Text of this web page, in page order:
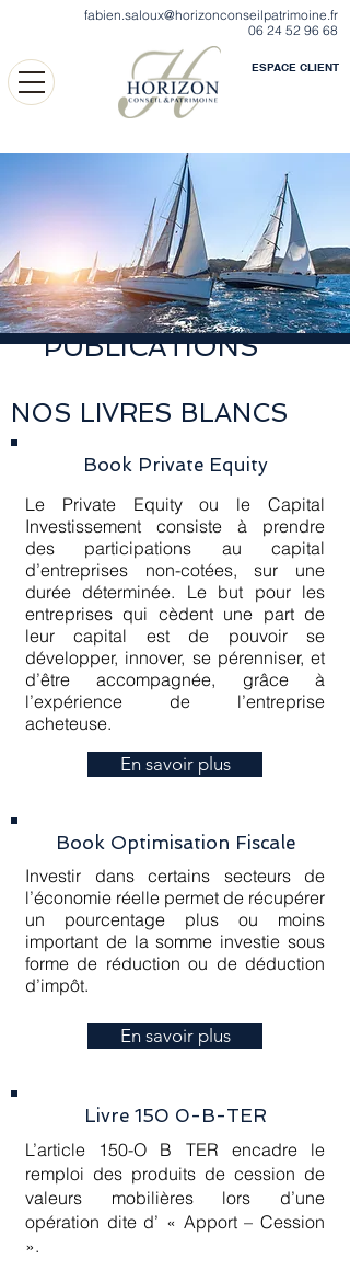
ESPACE CLIENT
fabien.saloux@horizonconseilpatrimoine.fr
06 24 52 96 68
PUBLICATIONS
NOS LIVRES BLANCS
Book Private Equity
Le Private Equity ou le Capital
Investissement consiste à prendre
des participations au capital
d’entreprises non-cotées, sur une
durée déterminée. Le but pour les
entreprises qui cèdent une part de
leur capital est de pouvoir se
développer, innover, se pérenniser, et
d’être accompagnée, grâce à
l’expérience de l’entreprise
acheteuse.
En savoir plus
Book Optimisation Fiscale
Investir dans certains secteurs de
l’économie réelle permet de récupérer
un pourcentage plus ou moins
important de la somme investie sous
forme de réduction ou de déduction
d’impôt.
En savoir plus
Livre 150 0-B-TER
L’article 150-O B TER encadre le
remploi des produits de cession de
valeurs mobilières lors d’une
opération dite d’ « Apport – Cession
».